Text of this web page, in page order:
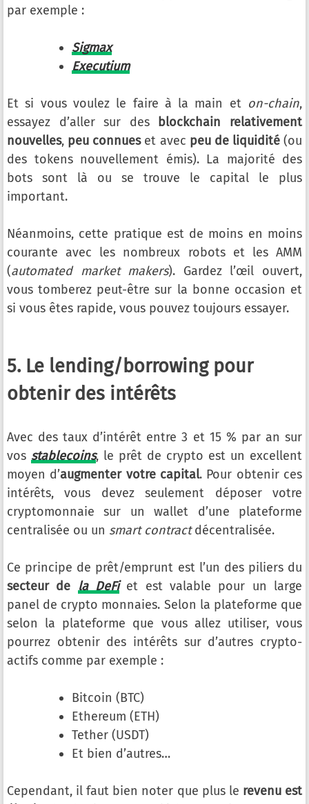
par exemple :
Sigmax
Executium
Et si vous voulez le faire à la main et on-chain,
essayez d’aller sur des
blockchain relativement
nouvelles, peu connueset avec peu de liquidité(ou
des tokens nouvellement émis). La majorité des
bots sont là ou se trouve le capital le plus
important.
Néanmoins, cette pratique est de moins en moins
courante avec les nombreux robots et les AMM
(automated market makers). Gardez l’œil ouvert,
vous tomberez peut-être sur la bonne occasion et
si vous êtes rapide, vous pouvez toujours essayer.
5. Le lending/borrowing pour
obtenir des intérêts
Avec des taux d’intérêt entre 3 et 15 % par an sur
vos stablecoins, le prêt de crypto est un excellent
moyen d’augmenter votre capital. Pour obtenir ces
intérêts, vous devez seulement déposer votre
cryptomonnaie sur un wallet d’une plateforme
centralisée ou un smart contractdécentralisée.
Ce principe de prêt/emprunt est l’un des piliers du
secteur de la DeFiet est valable pour un large
panel de crypto monnaies. Selon la plateforme que
selon la plateforme que vous allez utiliser, vous
pourrez obtenir des intérêts sur d’autres crypto-
actifs comme par exemple :
Bitcoin (BTC)
Ethereum (ETH)
Tether (USDT)
Et bien d’autres…
Cependant, il faut bien noter que plus le revenu est